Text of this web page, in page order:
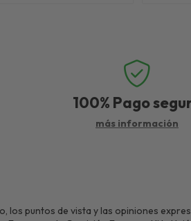
100% Pago
más información
los puntos de vista y las opiniones